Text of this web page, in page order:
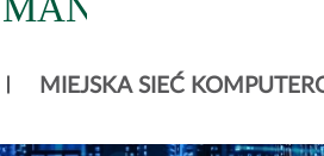
MIEJSKA SIEĆ